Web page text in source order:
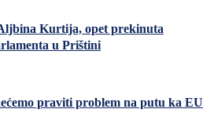
Kurtija, opet prekinuta
u Prištini
praviti problem na putu ka EU